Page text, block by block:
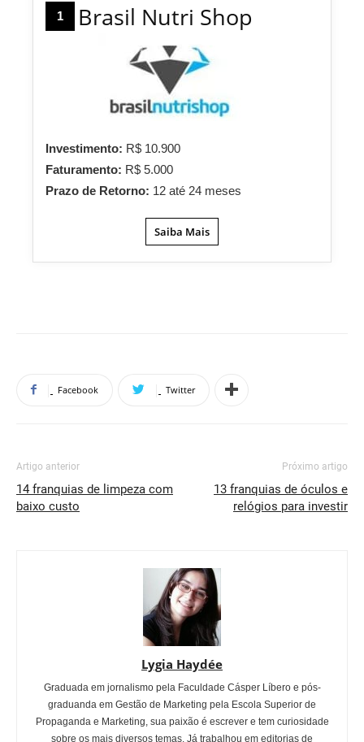
1 Brasil Nutri Shop
Investimento: R$ 10.900
Faturamento: R$ 5.000
Prazo de Retorno: 12 até 24 meses
Saiba Mais
Facebook Twitter
Artigo anterior
14 franquias de limpeza com
baixo custo
Próximo artigo
13 franquias de óculos e
relógios para investir
Lygia Haydée
Graduada em jornalismo pela Faculdade Cásper Líbero e pós-
graduanda em Gestão de Marketing pela Escola Superior de
Propaganda e Marketing, sua paixão é escrever e tem curiosidade
sobre os mais diversos temas. Já trabalhou em editorias de